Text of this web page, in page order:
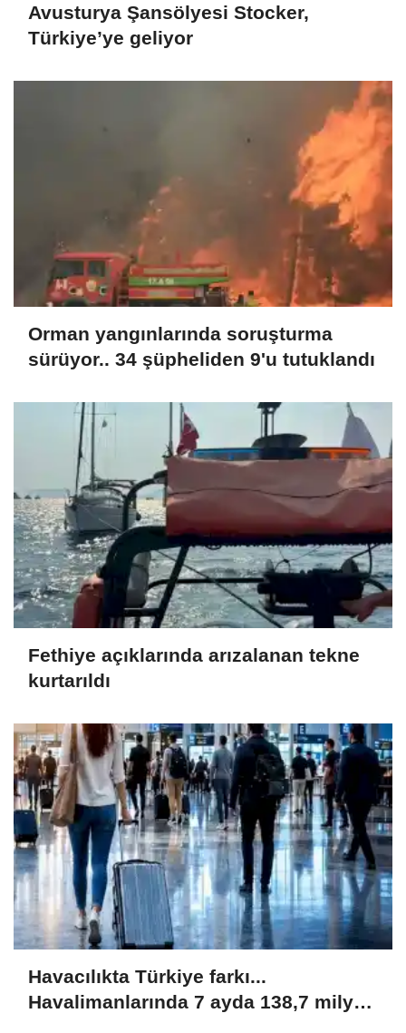
Avusturya Şansölyesi Stocker,
Türkiye’ye geliyor
Orman yangınlarında soruşturma
sürüyor.. 34 şüpheliden 9'u tutuklandı
Fethiye açıklarında arızalanan tekne
kurtarıldı
Havacılıkta Türkiye farkı...
Havalimanlarında 7 ayda 138,7 milyon